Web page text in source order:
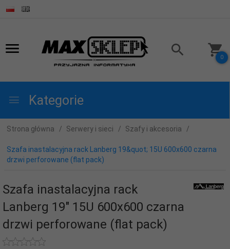
0
Kategorie
Strona główna Serwery i sieci Szafy i akcesoria
Szafa inastalacyjna rack Lanberg 19&quot; 15U 600x600 czarna
drzwi perforowane (flat pack)
Szafa inastalacyjna rack
Lanberg 19" 15U 600x600 czarna
drzwi perforowane (flat pack)